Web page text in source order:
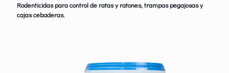
Rodenticidas para control de ratas y ratones, trampas pegajosas y
cajas cebaderas.